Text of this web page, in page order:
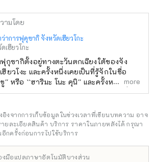
ามโดย
าการฟุคุซากิ จังหวัดเฮียวโกะ
เฮียวโกะ
ฟุกุซากิตั้งอยู่ทางตะวันตกเฉียงใต้ของจัง
ฮียวโงะ และครั้งหนึ่งเคยเป็นที่รู้จักในชื่อ
'' หรือ ``ฮาริมะ โนะ คุนิ'' และครั้งหนึ่งเคย
รุ่งเรืองในฐานะศูนย์กลางการคมนาคมซึ่งมี
หนือและใต้มาตัดกัน ในวันที่ 3 พฤษภาคม
2499 หมู่บ้านทาวาระ หมู่บ้านยาชิกุสะ และ
ฟุกุซากิในอดีตได้รวมเข้าด้วยกัน กลายเป็น
มนาคมขนส่งที่สำคัญ โดยมีเส้นทาง JR
more
งจากการเก็บข้อมูลในช่วงเวลาที่เขียนบทความ อาจ
ยละเอียดสินค้า บริการ ราคาในภายหลังได้ กรุณา
กครั้งก่อนการไปใช้บริการ
งมือแปลภาษาอัตโนมัติบางส่วน